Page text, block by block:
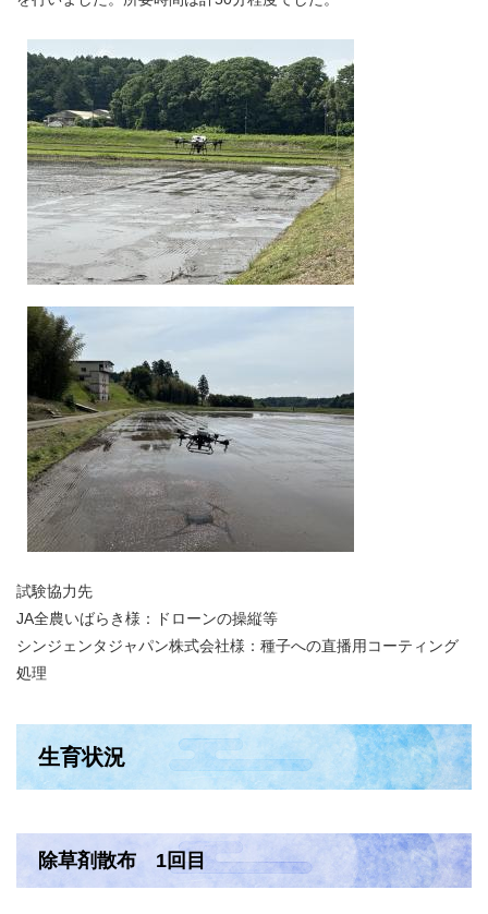
試験協力先
JA全農いばらき様：ドローンの操縦等
シンジェンタジャパン株式会社様：種子​への直播用コーティング
処理​
生育状況
除草剤散布 1回目